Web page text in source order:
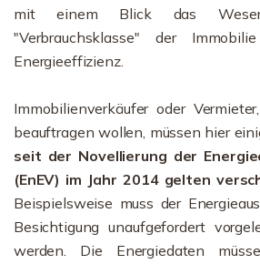
mit einem Blick das
"Verbrauchsklasse" der
Energieeffizienz.
Immobilienverkäufer oder
beauftragen wollen, müssen hier
seit der Novellierung der
(EnEV) im Jahr 2014 gelten
Beispielsweise muss der
Besichtigung unaufgefordert
werden. Die Energiedaten